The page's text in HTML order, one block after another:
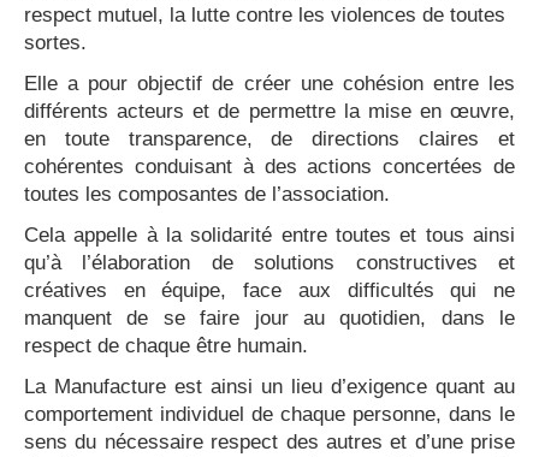
respect mutuel, la lutte contre les violences de toutes
sortes.
Elle a pour objectif de créer une cohésion entre les
différents acteurs et de permettre la mise en œuvre,
en toute transparence, de directions claires et
cohérentes conduisant à des actions concertées de
toutes les composantes de l’association.
Cela appelle à la solidarité entre toutes et tous ainsi
qu’à l’élaboration de solutions constructives et
créatives en équipe, face aux difficultés qui ne
manquent de se faire jour au quotidien, dans le
respect de chaque être humain.
La Manufacture est ainsi un lieu d’exigence quant au
comportement individuel de chaque personne, dans le
sens du nécessaire respect des autres et d’une prise